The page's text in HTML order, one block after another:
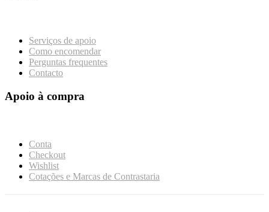
Serviços de apoio
Como encomendar
Perguntas frequentes
Contacto
Apoio à compra
Conta
Checkout
Wishlist
Cotações e Marcas de Contrastaria